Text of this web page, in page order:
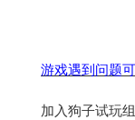
游戏遇到问题
加入狗子试玩